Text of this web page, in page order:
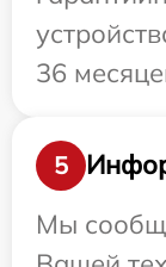
36
5
Мы